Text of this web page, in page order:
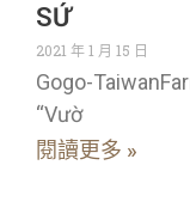
SỨ
2021 年 1 月 15 日
Gogo-
“Vườ
閱讀更多 »